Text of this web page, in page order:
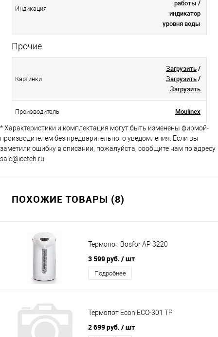
Индикация
работы /
индикатор
уровня воды
Прочие
Картинки
Загрузить/
Загрузить/
Загрузить
Производитель Moulinex
* Характеристики и комплектация могут быть изменены фирмой-
производителем без предварительного уведомления. Если вы
заметили ошибку в описании, пожалуйста, сообщите нам по адресу
sale@iceteh.ru
ПОХОЖИЕ ТОВАРЫ (8)
Термопот Bosfor AP 3220
3 599 руб. / шт
Подробнее
Термопот Econ ECO-301 TP
2 699 руб. / шт